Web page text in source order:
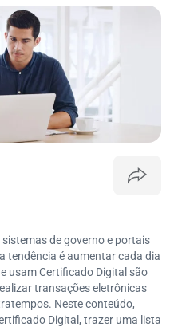
de governo e portais
tendência é aumentar cada dia
usam Certificado Digital são
transações eletrônicas
Neste conteúdo,
Digital, trazer uma lista